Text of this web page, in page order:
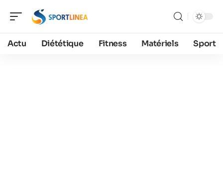
Actu Diététique Fitness Matériels Sport